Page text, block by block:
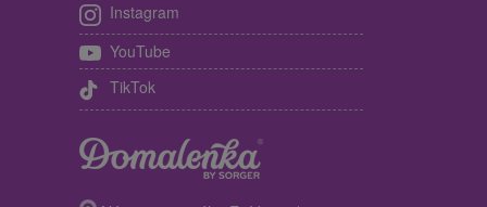
Instagram
YouTube
TikTok